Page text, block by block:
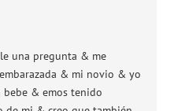
una pregunta & me
& mi novio & yo
bebe & emos tenido